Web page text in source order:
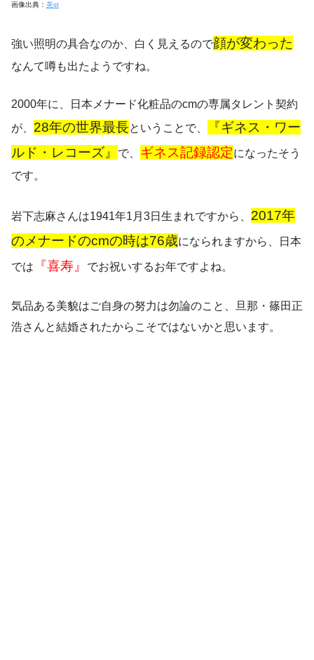
画像出典： 美st
強い照明の具合なのか、白く見えるので顔が変わった
なんて噂も出たようですね。
2000年に、日本メナード化粧品のcmの専属タレント契約
が、 28年の世界最長ということで、
『ギネス・ワー
ルド・レコーズ』
で、 ギネス記録認定になったそう
です。
岩下志麻さんは1941年1月3日生まれですから、 2017年
のメナードのcmの時は76歳になられますから、日本
では 『喜寿』 でお祝いするお年ですよね。
気品ある美貌はご自身の努力は勿論のこと、旦那・篠田正
浩さんと結婚されたからこそではないかと思います。